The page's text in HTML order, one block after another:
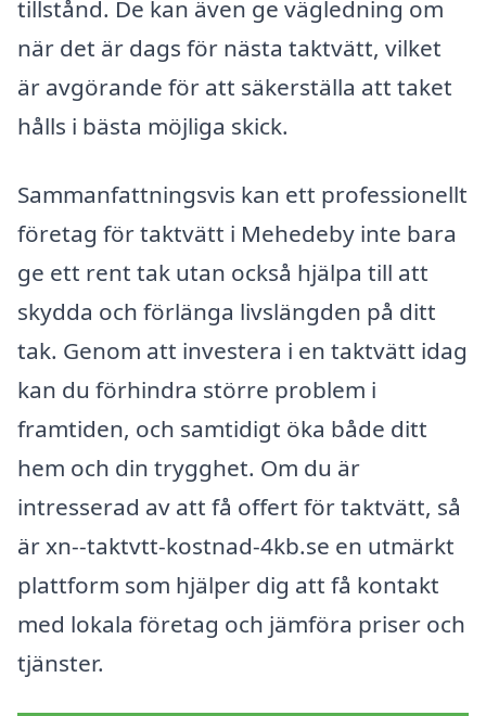
tillstånd. De kan även ge vägledning om
när det är dags för nästa taktvätt, vilket
är avgörande för att säkerställa att taket
hålls i bästa möjliga skick.
Sammanfattningsvis kan ett professionellt
företag för taktvätt i Mehedeby inte bara
ge ett rent tak utan också hjälpa till att
skydda och förlänga livslängden på ditt
tak. Genom att investera i en taktvätt idag
kan du förhindra större problem i
framtiden, och samtidigt öka både ditt
hem och din trygghet. Om du är
intresserad av att få offert för taktvätt, så
är xn--taktvtt-kostnad-4kb.se en utmärkt
plattform som hjälper dig att få kontakt
med lokala företag och jämföra priser och
tjänster.